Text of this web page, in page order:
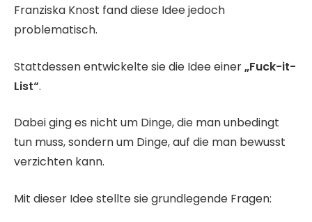
Franziska Knost fand diese Idee jedoch
problematisch.
Stattdessen entwickelte sie die Idee einer„Fuck-it-
List“.
Dabei ging es nicht um Dinge, die man unbedingt
tun muss, sondern um Dinge, auf die man bewusst
verzichten kann.
Mit dieser Idee stellte sie grundlegende Fragen: